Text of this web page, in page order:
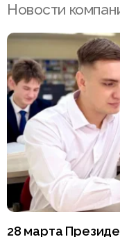
Новости
28 марта